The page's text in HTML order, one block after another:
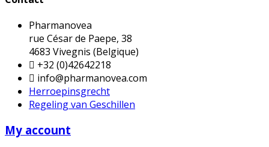
Pharmanovea
rue César de Paepe, 38
4683 Vivegnis (Belgique)
 +32 (0)42642218
 info@pharmanovea.com
Herroepinsgrecht
Regeling van Geschillen
My account